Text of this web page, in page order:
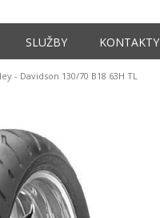
SLUŽBY KONTAKTY
- Davidson 130/70 B18 63H TL